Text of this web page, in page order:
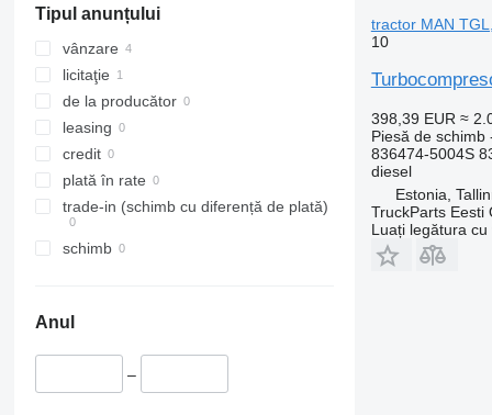
M-series
PC
Tourneo
Transit
R-Class
S-Class
SK
Sprinter
Tourino
Tourismo
Travego
Unimog
Vario
Mascott
Master
Maxity
Megane
Messenger
Midliner
Midlum
Premium
Scenic
Twingo
Zoe
G-series
L-series
N-series
S-series
SD
Terberg
V40
V60
VM
Tipul anunțului
vânzare
licitaţie
de la producător
leasing
credit
plată în rate
trade-in (schimb cu diferență de plată)
schimb
Anul
–
tractor MAN
10
398,39 EUR ≈
Piesă de
836474-5004S
diesel
Estonia,
TruckParts Eesti
Luați legătura